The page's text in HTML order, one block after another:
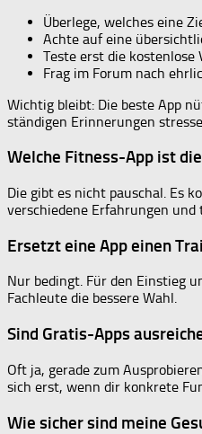
Überlege, welches eine
Achte auf eine
Teste erst die kostenlose
Frag im Forum nach
Wichtig bleibt: Die beste App
ständigen Erinnerungen
Welche Fitness-App ist
Die gibt es nicht pauschal. Es
verschiedene Erfahrungen und
Ersetzt eine App einen
Nur bedingt. Für den Einstieg
Fachleute die bessere Wahl.
Sind Gratis-Apps
Oft ja, gerade zum
sich erst, wenn dir konkrete
Wie sicher sind meine